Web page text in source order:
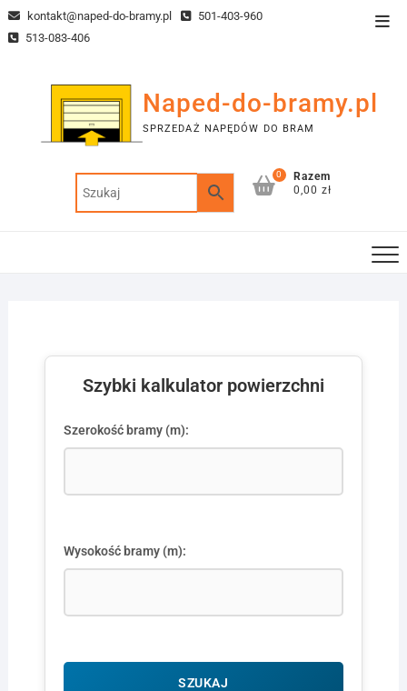
Skip
to
kontakt@naped-do-bramy.pl
501-403-960
513-083-406
Naped-do-bramy.pl
SPRZEDAŻ NAPĘDÓW DO BRAM
0
Razem
0,00 zł
Szybki kalkulator powierzchni
Szerokość bramy (m):
Wysokość bramy (m):
SZUKAJ